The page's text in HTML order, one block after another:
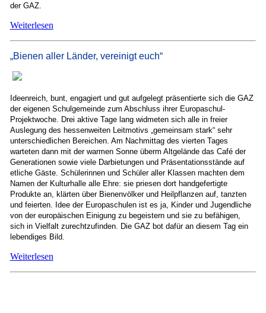
der GAZ.
Weiterlesen
„Bienen aller Länder, vereinigt euch“
Ideenreich, bunt, engagiert und gut aufgelegt präsentierte sich die GAZ
der eigenen Schulgemeinde zum Abschluss ihrer Europaschul-
Projektwoche. Drei aktive Tage lang widmeten sich alle in freier
Auslegung des hessenweiten Leitmotivs „gemeinsam stark“ sehr
unterschiedlichen Bereichen. Am Nachmittag des vierten Tages
warteten dann mit der warmen Sonne überm Altgelände das Café der
Generationen sowie viele Darbietungen und Präsentationsstände auf
etliche Gäste. Schülerinnen und Schüler aller Klassen machten dem
Namen der Kulturhalle alle Ehre: sie priesen dort handgefertigte
Produkte an, klärten über Bienenvölker und Heilpflanzen auf, tanzten
und feierten. Idee der Europaschulen ist es ja, Kinder und Jugendliche
von der europäischen Einigung zu begeistern und sie zu befähigen,
sich in Vielfalt zurechtzufinden. Die GAZ bot dafür an diesem Tag ein
lebendiges Bild.
Weiterlesen